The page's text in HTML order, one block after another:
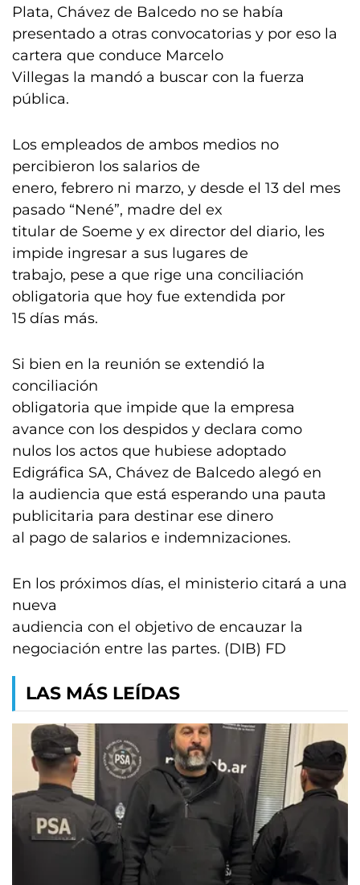
Plata, Chávez de Balcedo no se había
presentado a otras convocatorias y por eso la
cartera que conduce Marcelo
Villegas la mandó a buscar con la fuerza
pública.
Los empleados de ambos medios no
percibieron los salarios de
enero, febrero ni marzo, y desde el 13 del mes
pasado “Nené”, madre del ex
titular de Soeme y ex director del diario, les
impide ingresar a sus lugares de
trabajo, pese a que rige una conciliación
obligatoria que hoy fue extendida por
15 días más.
Si bien en la reunión se extendió la
conciliación
obligatoria que impide que la empresa
avance con los despidos y declara como
nulos los actos que hubiese adoptado
Edigráfica SA, Chávez de Balcedo alegó en
la audiencia que está esperando una pauta
publicitaria para destinar ese dinero
al pago de salarios e indemnizaciones.
En los próximos días, el ministerio citará a una
nueva
audiencia con el objetivo de encauzar la
negociación entre las partes. (DIB) FD
LAS MÁS LEÍDAS